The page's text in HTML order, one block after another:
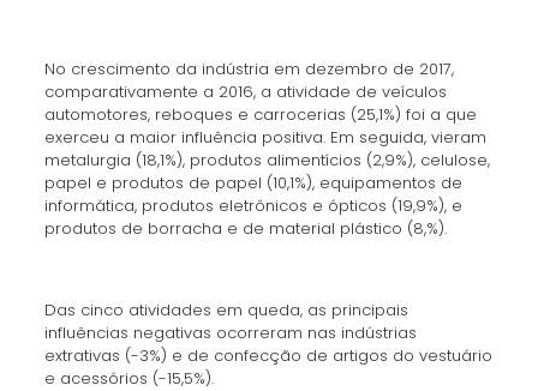
No crescimento da indústria em dezembro de 2017,
comparativamente a 2016, a atividade de veículos
automotores, reboques e carrocerias (25,1%) foi a que
exerceu a maior influência positiva. Em seguida, vieram
metalurgia (18,1%), produtos alimentícios (2,9%), celulose,
papel e produtos de papel (10,1%), equipamentos de
informática, produtos eletrônicos e ópticos (19,9%), e
produtos de borracha e de material plástico (8,%).
Das cinco atividades em queda, as principais
influências negativas ocorreram nas indústrias
extrativas (-3%) e de confecção de artigos do vestuário
e acessórios (-15,5%).